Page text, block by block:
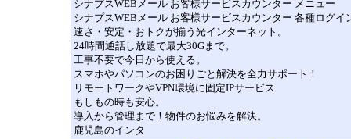
シナプスWEBメール お客様サービスカウンター メニュー
シナプスWEBメール お客様サービスカウンター 各種ログイ
速さ・安定・おトクが揃う光インターネット。
24時間通話し放題で最大30Gまで。
工事不要で今日から使える。
スマホやパソコンのお困りごと解決を全力サポート！
リモートワークやVPN環境に固定IPサービス
もしもの時も安心。
導入から管理まで！物件のお悩みを解決。
鹿児島のインタ